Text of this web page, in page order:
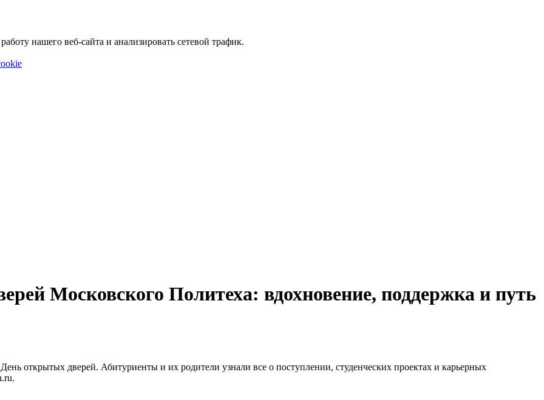
нашего веб-сайта и анализировать сетевой трафик.
Московского Политеха: вдохновение, поддержка и путь
открытых дверей. Абитуриенты и их родители узнали все о поступлении, студенческих проектах и карьерных